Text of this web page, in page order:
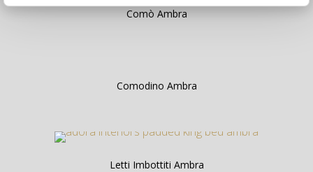
Comò Ambra
Comodino Ambra
Letti Imbottiti Ambra